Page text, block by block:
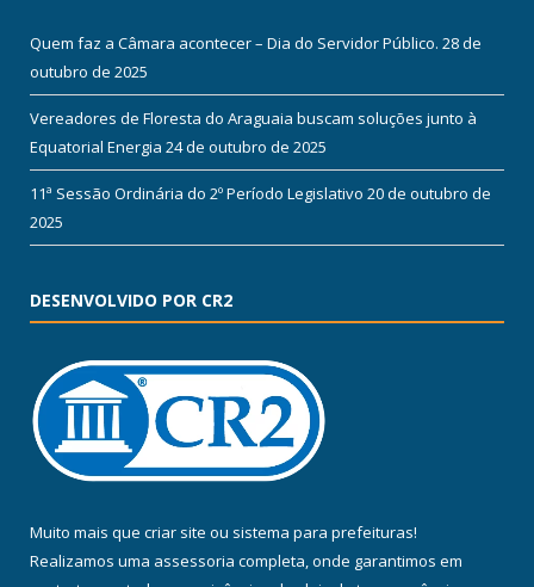
Quem faz a Câmara acontecer – Dia do Servidor Público. 28 de
outubro de 2025
Vereadores de Floresta do Araguaia buscam soluções junto à
Equatorial Energia 24 de outubro de 2025
11ª Sessão Ordinária do 2º Período Legislativo 20 de outubro de
2025
DESENVOLVIDO POR CR2
Muito mais que criar site ou sistema para prefeituras!
Realizamos uma assessoria completa, onde garantimos em